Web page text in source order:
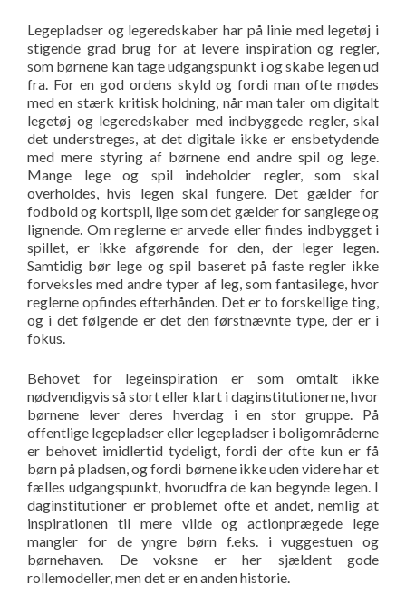
Legepladser og legeredskaber har på linie med legetøj i
stigende grad brug for at levere inspiration og regler,
som børnene kan tage udgangspunkt i og skabe legen ud
fra. For en god ordens skyld og fordi man ofte mødes
med en stærk kritisk holdning, når man taler om digitalt
legetøj og legeredskaber med indbyggede regler, skal
det understreges, at det digitale ikke er ensbetydende
med mere styring af børnene end andre spil og lege.
Mange lege og spil indeholder regler, som skal
overholdes, hvis legen skal fungere. Det gælder for
fodbold og kortspil, lige som det gælder for sanglege og
lignende. Om reglerne er arvede eller findes indbygget i
spillet, er ikke afgørende for den, der leger legen.
Samtidig bør lege og spil baseret på faste regler ikke
forveksles med andre typer af leg, som fantasilege, hvor
reglerne opfindes efterhånden. Det er to forskellige ting,
og i det følgende er det den førstnævnte type, der er i
fokus.
Behovet for legeinspiration er som omtalt ikke
nødvendigvis så stort eller klart i daginstitutionerne, hvor
børnene lever deres hverdag i en stor gruppe. På
offentlige legepladser eller legepladser i boligområderne
er behovet imidlertid tydeligt, fordi der ofte kun er få
børn på pladsen, og fordi børnene ikke uden videre har et
fælles udgangspunkt, hvorudfra de kan begynde legen. I
daginstitutioner er problemet ofte et andet, nemlig at
inspirationen til mere vilde og actionprægede lege
mangler for de yngre børn f.eks. i vuggestuen og
børnehaven. De voksne er her sjældent gode
rollemodeller, men det er en anden historie.